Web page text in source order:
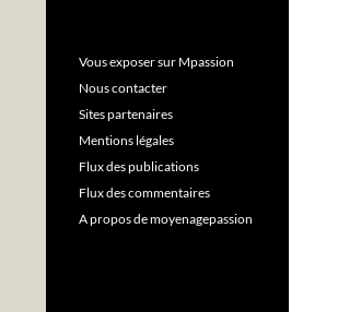
Vous exposer sur Mpassion
Nous contacter
Sites partenaires
Mentions légales
Flux des publications
Flux des commentaires
A propos de moyenagepassion